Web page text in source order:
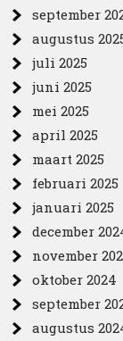
september
augustus
juli 2025
juni 2025
mei 2025
april 2025
maart 2025
februari 2025
januari 2025
december
november
oktober 2024
september
augustus